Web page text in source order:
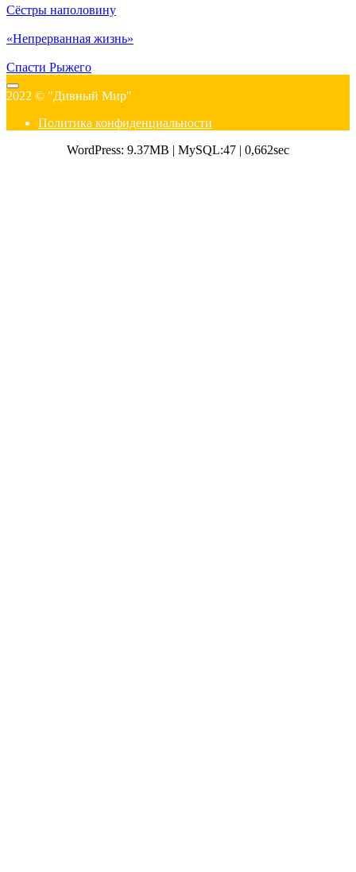
Сёстры наполовину
«Непрерванная жизнь»
Спасти Рыжего
2022 © "Дивный Мир"
Политика конфиденциальности
WordPress: 9.37MB | MySQL:47 | 0,662sec